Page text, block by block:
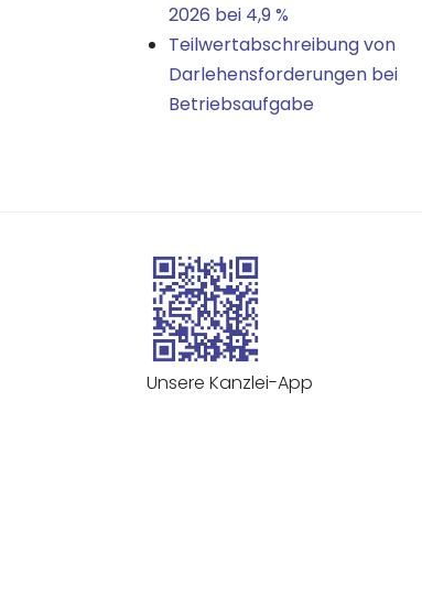
2026 bei 4,9 %
Teilwertabschreibung von
Darlehensforderungen bei
Betriebsaufgabe
Unsere Kanzlei-App